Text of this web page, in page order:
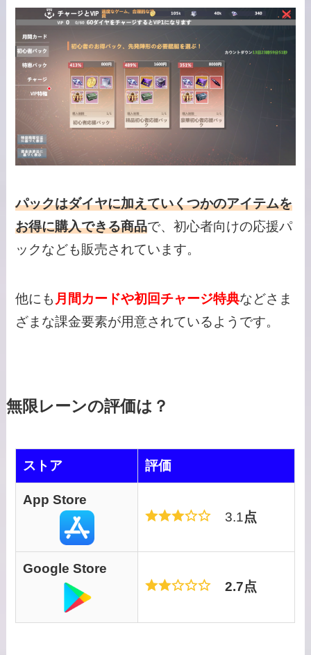
パックはダイヤに加えていくつかのアイテムを
お得に購入できる商品で、初心者向けの応援パ
ックなども販売されています。
他にも 月間カードや初回チャージ特典などさま
ざまな課金要素が用意されているようです。
無限レーンの評価は？
ストア 評価
App Store
3.1点
Google Store
2.7点